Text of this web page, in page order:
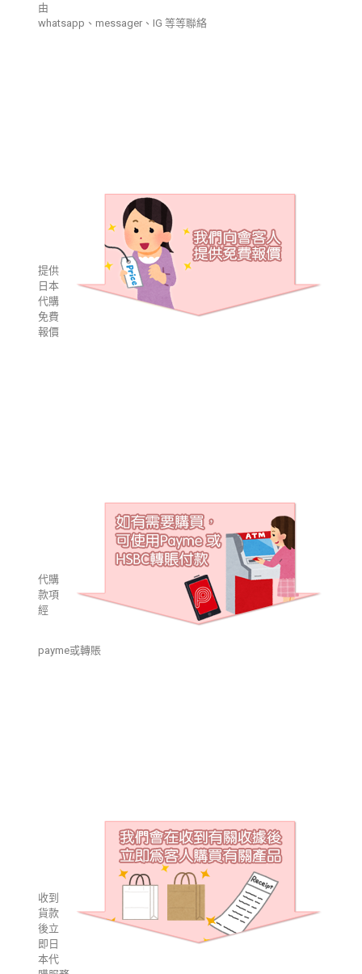
由
whatsapp、messager、IG 等等聯絡
提供
日本
代購
免費
報價
代購
款項
經
payme或轉賬
收到
貨款
後立
即日
本代